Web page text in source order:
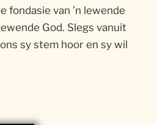
fondasie van ’n lewende
God. Slegs vanuit
sy stem hoor en sy wil